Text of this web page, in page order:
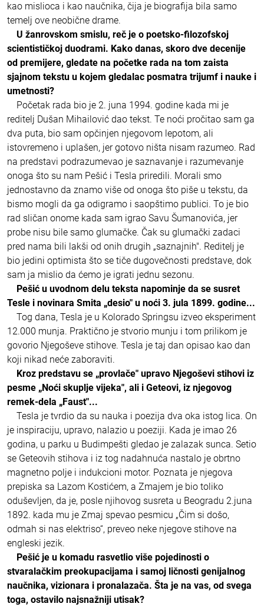
kao mislioca i kao naučnika, čija je biografija bila samo
temelj ove neobične drame.
U žanrovskom smislu, reč je o poetsko-filozofskoj
scientističkoj duodrami. Kako danas, skoro dve decenije
od premijere, gledate na početke rada na tom zaista
sjajnom tekstu u kojem gledalac posmatra trijumf i nauke i
umetnosti?
Početak rada bio je 2. juna 1994. godine kada mi je
reditelj Dušan Mihailović dao tekst. Te noći pročitao sam ga
dva puta, bio sam opčinjen njegovom lepotom, ali
istovremeno i uplašen, jer gotovo ništa nisam razumeo. Rad
na predstavi podrazumevao je saznavanje i razumevanje
onoga što su nam Pešić i Tesla priredili. Morali smo
jednostavno da znamo više od onoga što piše u tekstu, da
bismo mogli da ga odigramo i saopštimo publici. To je bio
rad sličan onome kada sam igrao Savu Šumanovića, jer
probe nisu bile samo glumačke. Čak su glumački zadaci
pred nama bili lakši od onih drugih „saznajnih". Reditelj je
bio jedini optimista što se tiče dugovečnosti predstave, dok
sam ja mislio da ćemo je igrati jednu sezonu.
Pešić u uvodnom delu teksta napominje da se susret
Tesle i novinara Smita „desio" u noći 3. jula 1899. godine...
Tog dana, Tesla je u Kolorado Springsu izveo eksperiment
12.000 munja. Praktično je stvorio munju i tom prilikom je
govorio Njegoševe stihove. Tesla je taj dan opisao kao dan
koji nikad neće zaboraviti.
Kroz predstavu se „provlače" upravo Njegoševi stihovi iz
pesme „Noći skuplje vijeka", ali i Geteovi, iz njegovog
remek-dela „Faust"...
Tesla je tvrdio da su nauka i poezija dva oka istog lica. On
je inspiraciju, upravo, nalazio u poeziji. Kada je imao 26
godina, u parku u Budimpešti gledao je zalazak sunca. Setio
se Geteovih stihova i iz tog nadahnuća nastalo je obrtno
magnetno polje i indukcioni motor. Poznata je njegova
prepiska sa Lazom Kostićem, a Zmajem je bio toliko
oduševljen, da je, posle njihovog susreta u Beogradu 2.juna
1892. kada mu je Zmaj spevao pesmicu „Čim si došo,
odmah si nas elektriso“, preveo neke njegove stihove na
engleski jezik.
Pešić je u komadu rasvetlio više pojedinosti o
stvaralačkim preokupacijama i samoj ličnosti genijalnog
naučnika, vizionara i pronalazača. Šta je na vas, od svega
toga, ostavilo najsnažniji utisak?